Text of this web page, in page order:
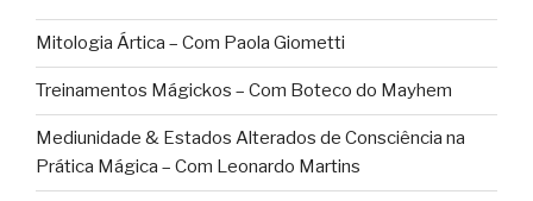
Mitologia Ártica – Com Paola Giometti
Treinamentos Mágickos – Com Boteco do Mayhem
Mediunidade & Estados Alterados de Consciência na
Prática Mágica – Com Leonardo Martins